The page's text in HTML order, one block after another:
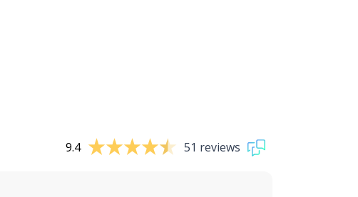
9.4 51 reviews